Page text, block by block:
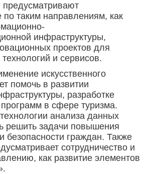
предусматривают
по таким направлениям, как
инфраструктуры,
проектов для
и сервисов.
искусственного
помочь в развитии
разработке
в сфере туризма.
анализа данных
решить задачи повышения
безопасности граждан. Также
сотрудничество и
как развитие элементов